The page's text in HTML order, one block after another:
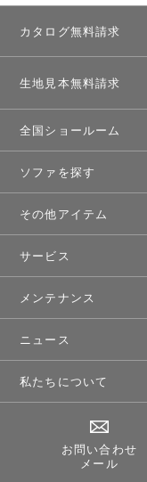
カタログ無料請求
生地見本無料請求
全国ショールーム
ソファを探す
その他アイテム
サービス
メンテナンス
ニュース
私たちについて
お問い合わせ
メール